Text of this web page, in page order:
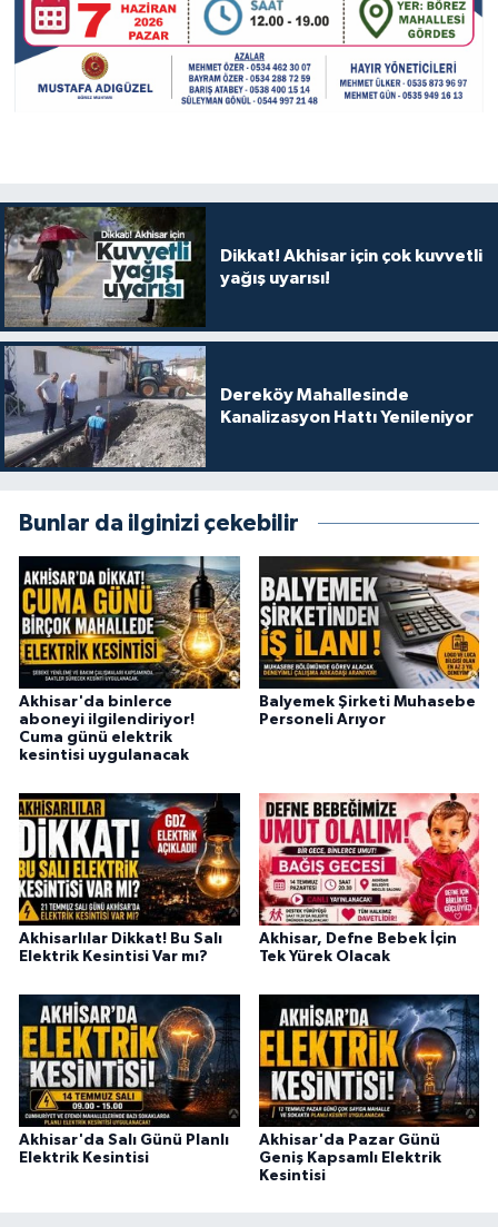
Dikkat! Akhisar için çok kuvvetli
yağış uyarısı!
Dereköy Mahallesinde
Kanalizasyon Hattı Yenileniyor
Bunlar da ilginizi çekebilir
Akhisar'da binlerce
aboneyi ilgilendiriyor!
Cuma günü elektrik
kesintisi uygulanacak
Balyemek Şirketi Muhasebe
Personeli Arıyor
Akhisarlılar Dikkat! Bu Salı
Elektrik Kesintisi Var mı?
Akhisar, Defne Bebek İçin
Tek Yürek Olacak
Akhisar'da Salı Günü Planlı
Elektrik Kesintisi
Akhisar'da Pazar Günü
Geniş Kapsamlı Elektrik
Kesintisi